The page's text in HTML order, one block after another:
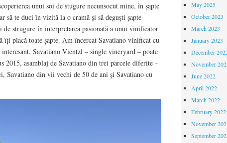
unui soi de stugure necunsocut mine, în șapte
să te duci în vizită la o cramă și să deguști șapte
strugure în interpretarea pasionată a unui vinificator
îți placă toate șapte. Am încercat Savatiano vinificat cu
Savatiano Vientzl – single vineryard – poate
2015, asamblaj de Savatiano din trei parcele diferite –
Savatiano din vii vechi de 50 de ani și Savatiano cu
May 2025
October 2023
March 2023
January 2023
December
November
June 2022
April 2022
March 2022
February 2022
November
September